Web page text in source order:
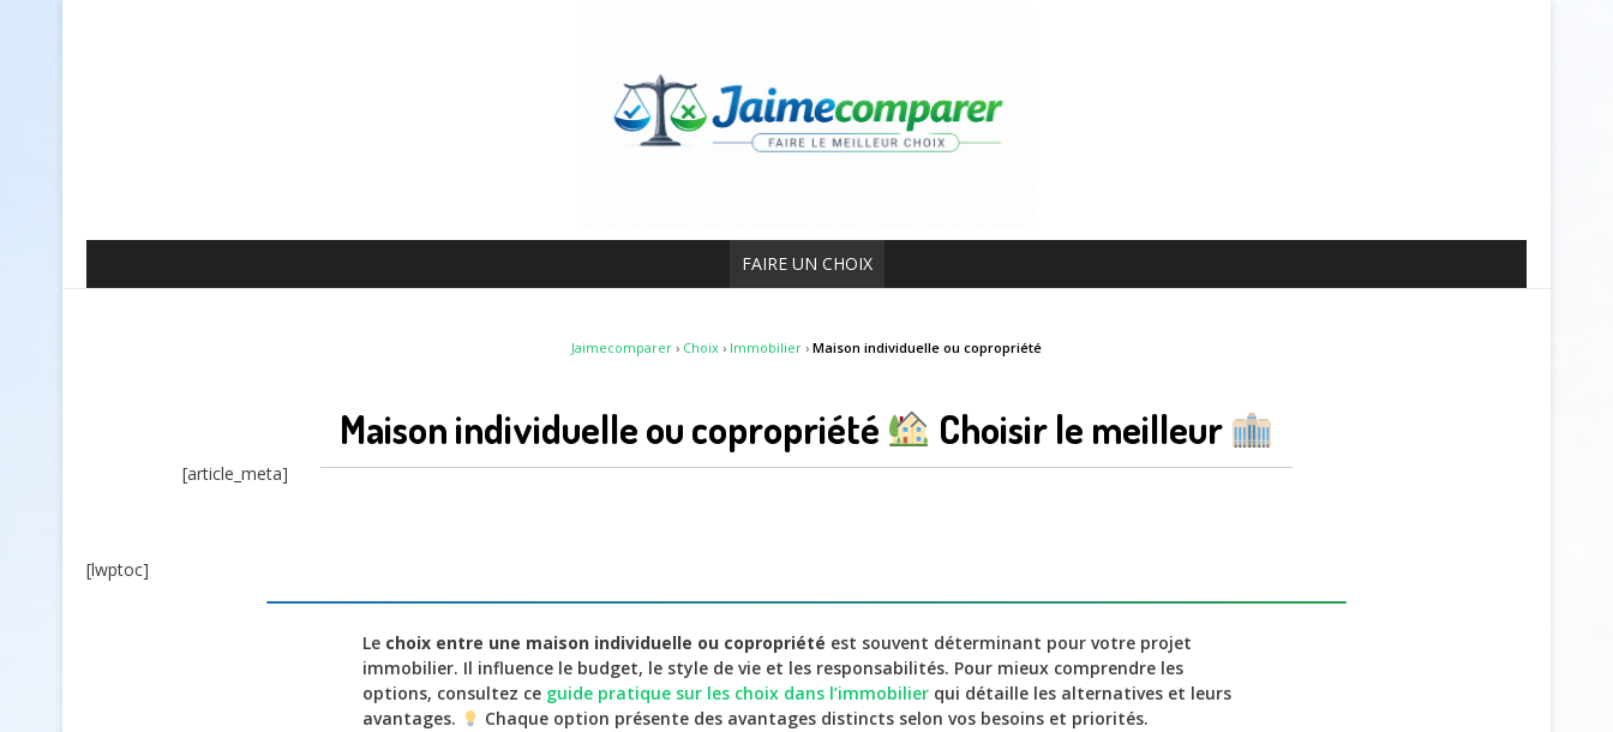
FAIRE UN CHOIX
Jaimecomparer › Choix › Immobilier › Maison individuelle ou copropriété
Maison individuelle ou copropriété Choisir le meilleur
[article_meta]
[lwptoc]
Le choix entre une maison individuelle ou copropriété est souvent déterminant pour votre projet
immobilier. Il influence le budget, le style de vie et les responsabilités. Pour mieux comprendre les
options, consultez ce guide pratique sur les choix dans l’immobilier qui détaille les alternatives et leurs
avantages.
Chaque option présente des avantages distincts selon vos besoins et priorités.